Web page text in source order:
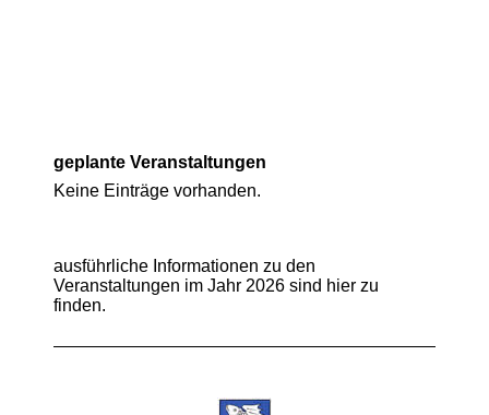
geplante Veranstaltungen
Keine Einträge vorhanden.
ausführliche Informationen zu den
Veranstaltungen im Jahr 2026 sind hier zu
finden.